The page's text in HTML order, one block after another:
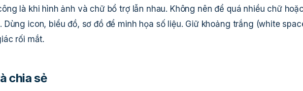
là khi hình ảnh và chữ bổ trợ lẫn nhau. Không nên để quá nhiều chữ
Dùng icon, biểu đồ, sơ đồ để minh họa số liệu. Giữ khoảng trắng (white
rối mắt.
chia sẻ